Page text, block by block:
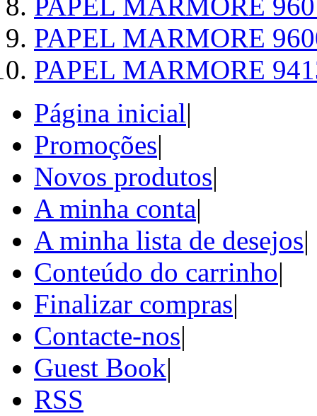
PAPEL MARMORE
PAPEL MARMORE
PAPEL MARMORE
Página inicial|
Promoções|
Novos produtos|
A minha conta|
A minha lista de desejos|
Conteúdo do carrinho|
Finalizar compras|
Contacte-nos|
Guest Book|
RSS